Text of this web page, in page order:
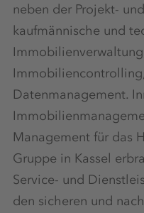
neben der Projekt-
kaufmännische und
Datenmanagement.
Management für das
Gruppe in Kassel
Service- und
den sicheren und